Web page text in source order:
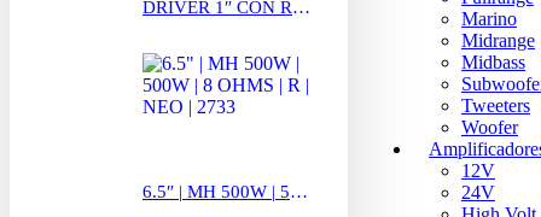
DRIVER 1″ CON ROSCA | 3006
6.5″ | MH 500W | 500W | 8 OHMS | R | NEO | 2733
Marino
Midrange
Midbass
Tweeters
Woofer
12V
24V